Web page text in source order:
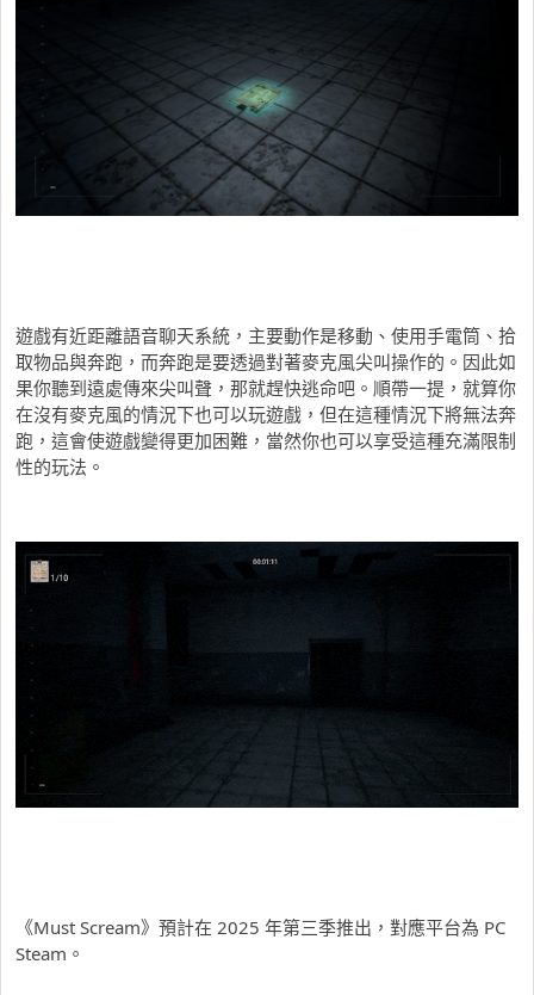
遊戲有近距離語音聊天系統，主要動作是移動、使用手電筒、拾
取物品與奔跑，而奔跑是要透過對著麥克風尖叫操作的。因此如
果你聽到遠處傳來尖叫聲，那就趕快逃命吧。順帶一提，就算你
在沒有麥克風的情況下也可以玩遊戲，但在這種情況下將無法奔
跑，這會使遊戲變得更加困難，當然你也可以享受這種充滿限制
性的玩法。
《Must Scream》預計在 2025 年第三季推出，對應平台為 PC
Steam。